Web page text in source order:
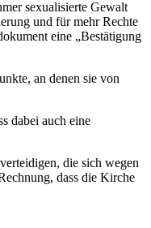
sexualisierte Gewalt
und für mehr Rechte
eine „Bestätigung
an denen sie von
dabei auch eine
die sich wegen
dass die Kirche